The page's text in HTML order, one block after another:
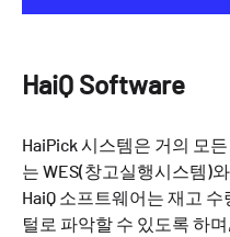
HaiQ Software
HaiPick 시스템은 거의 모
는 WES(창고실행시스템)
HaiQ 소프트웨어는 재고
털로 파악할 수 있도록 하